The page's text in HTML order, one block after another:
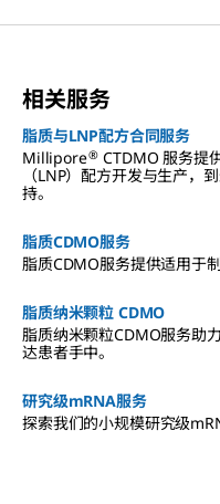
相关服务
脂质与LNP配方合同服务
Millipore® CTDMO 服务提
（LNP）配方开发与生产，
持。
脂质CDMO服务
脂质CDMO服务提供适用于
脂质纳米颗粒 CDMO
脂质纳米颗粒CDMO服务助
达患者手中。
研究级mRNA服务
探索我们的小规模研究级